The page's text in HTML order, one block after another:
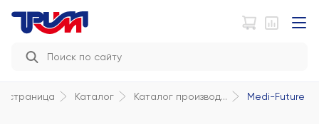
страница Каталог Каталог производ... Medi-Future